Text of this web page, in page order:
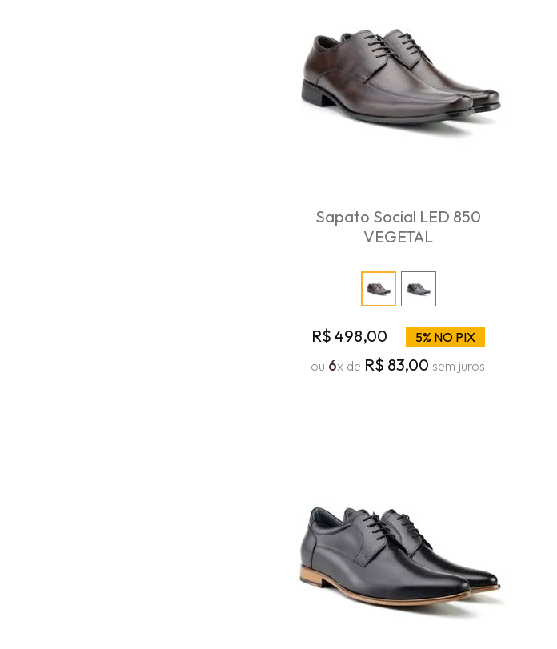
Sapato Social LED 850
VEGETAL
R$ 498,00
5% NO PIX
ou 6x de R$ 83,00 sem juros